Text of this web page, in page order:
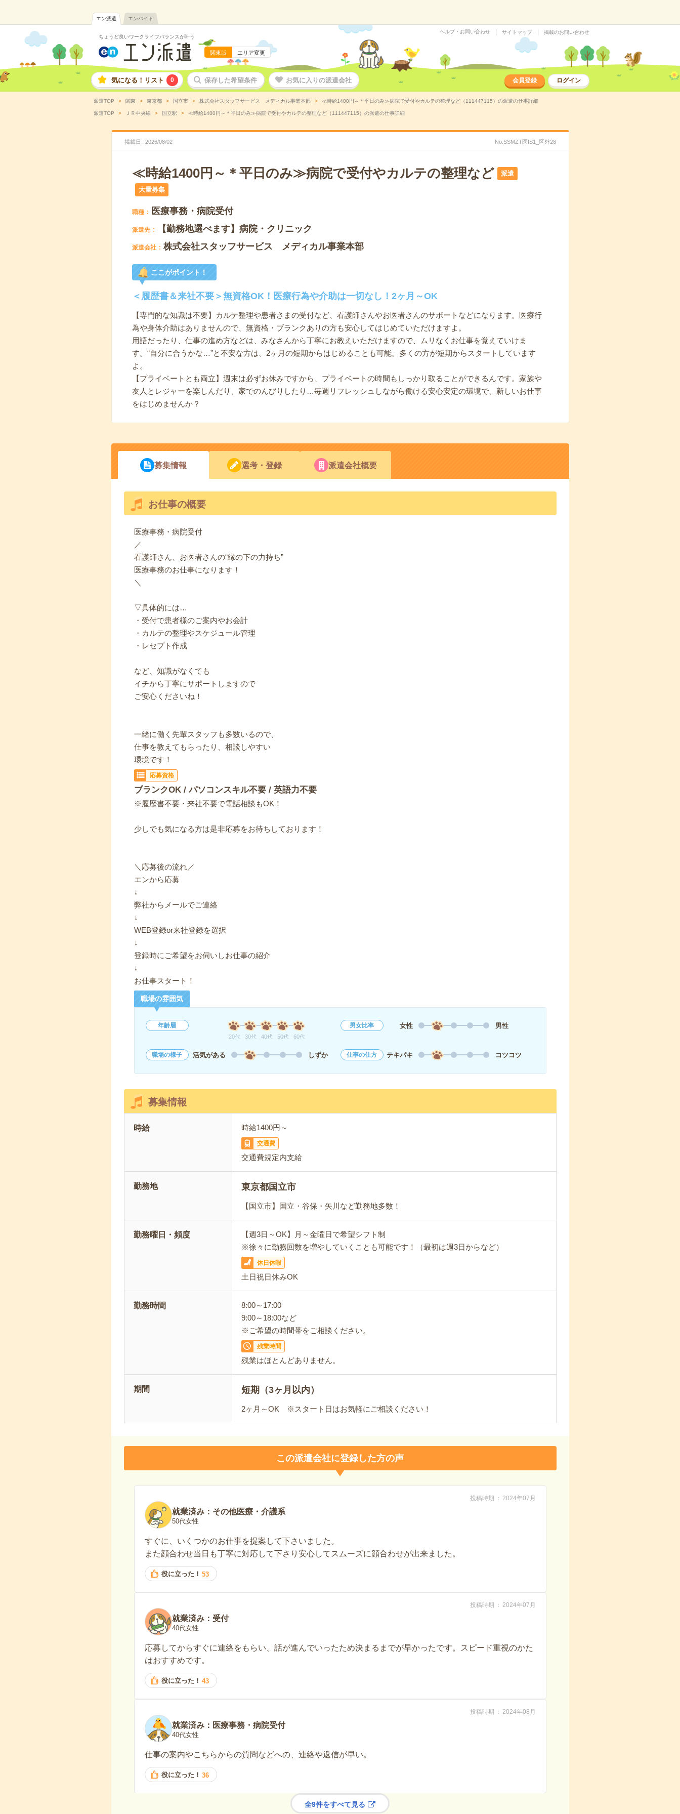
エン派遣 エンバイト
ちょうど良いワークライフバランスが叶う
関東版 エリア変更
ヘルプ・お問い合わせ サイトマップ 掲載のお問い合わせ
気になる！リスト 0 保存した希望条件 お気に入りの派遣会社 会員登録 ログイン
派遣TOP 関東 東京都 国立市 株式会社スタッフサービス メディカル事業本部 ≪時給1400円～＊平日のみ≫病院で受付やカルテの整理など（111447115）の派遣の仕事詳細
派遣TOP ＪＲ中央線 国立駅 ≪時給1400円～＊平日のみ≫病院で受付やカルテの整理など（111447115）の派遣の仕事詳細
掲載日 2026/08/02 No.SSMZT医IS1_区外28
≪時給1400円～＊平日のみ≫病院で受付やカルテの整理など 派遣
大量募集
職種 医療事務・病院受付
派遣先 【勤務地選べます】病院・クリニック
派遣会社 株式会社スタッフサービス メディカル事業本部
ここがポイント！
＜履歴書＆来社不要＞無資格OK！医療行為や介助は一切なし！2ヶ月～OK
【専門的な知識は不要】カルテ整理や患者さまの受付など、看護師さんやお医者さんのサポートなどになります。医療行
為や身体介助はありませんので、無資格・ブランクありの方も安心してはじめていただけますよ。
用語だったり、仕事の進め方などは、みなさんから丁寧にお教えいただけますので、ムリなくお仕事を覚えていけま
す。“自分に合うかな…”と不安な方は、2ヶ月の短期からはじめることも可能。多くの方が短期からスタートしています
よ。
【プライベートとも両立】週末は必ずお休みですから、プライベートの時間もしっかり取ることができるんです。家族や
友人とレジャーを楽しんだり、家でのんびりしたり…毎週リフレッシュしながら働ける安心安定の環境で、新しいお仕事
をはじめませんか？
募集情報 選考・登録 派遣会社概要
お仕事の概要
医療事務・病院受付
／
看護師さん、お医者さんの“縁の下の力持ち”
医療事務のお仕事になります！
＼
▽具体的には…
・受付で患者様のご案内やお会計
・カルテの整理やスケジュール管理
・レセプト作成
など、知識がなくても
イチから丁寧にサポートしますので
ご安心くださいね！
一緒に働く先輩スタッフも多数いるので、
仕事を教えてもらったり、相談しやすい
環境です！
応募資格
ブランクOK / パソコンスキル不要 / 英語力不要
※履歴書不要・来社不要で電話相談もOK！
少しでも気になる方は是非応募をお待ちしております！
＼応募後の流れ／
エンから応募
↓
弊社からメールでご連絡
↓
WEB登録or来社登録を選択
↓
登録時にご希望をお伺いしお仕事の紹介
↓
お仕事スタート！
職場の雰囲気
年齢層
20代 30代 40代 50代 60代
男女比率 女性 男性
職場の様子 活気がある しずか 仕事の仕方 テキパキ コツコツ
募集情報
時給 時給1400円～
交通費
交通費規定内支給
勤務地 東京都国立市
【国立市】国立・谷保・矢川など勤務地多数！
勤務曜日・頻度
【週3日～OK】月～金曜日で希望シフト制
※徐々に勤務回数を増やしていくことも可能です！（最初は週3日からなど）
休日休暇
土日祝日休みOK
勤務時間
8:00～17:00
9:00～18:00など
※ご希望の時間帯をご相談ください。
残業時間
残業はほとんどありません。
期間 短期（3ヶ月以内）
2ヶ月～OK ※スタート日はお気軽にご相談ください！
この派遣会社に登録した方の声
投稿時期 2024年07月
就業済み：その他医療・介護系
50代女性
すぐに、いくつかのお仕事を提案して下さいました。
また顔合わせ当日も丁寧に対応して下さり安心してスムーズに顔合わせが出来ました。
役に立った！ 53
投稿時期 2024年07月
就業済み：受付
40代女性
応募してからすぐに連絡をもらい、話が進んでいったため決まるまでが早かったです。スピード重視のかた
はおすすめです。
役に立った！ 43
投稿時期 2024年08月
就業済み：医療事務・病院受付
40代女性
仕事の案内やこちらからの質問などへの、連絡や返信が早い。
役に立った！ 36
全9件をすべて見る